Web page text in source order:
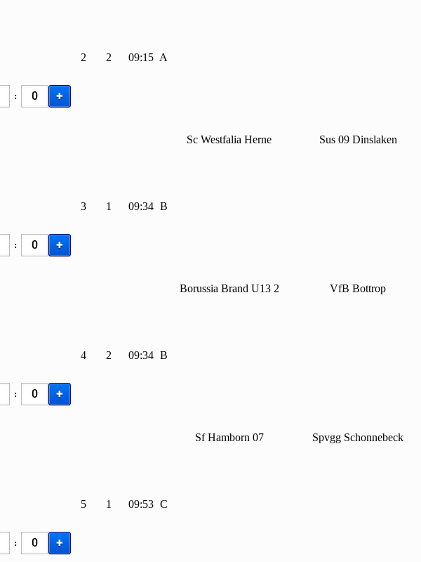
: +
2 2 09:15 A
: +
3 1 09:34 B
Sc Westfalia Herne Sus 09 Dinslaken
: +
4 2 09:34 B
Borussia Brand U13 2 VfB Bottrop
: +
5 1 09:53 C
Sf Hamborn 07 Spvgg Schonnebeck